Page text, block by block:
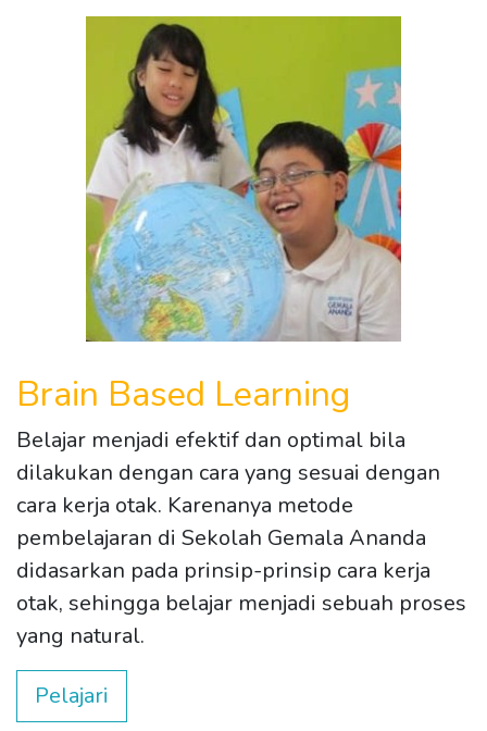
Brain Based Learning
Belajar menjadi efektif dan optimal bila
dilakukan dengan cara yang sesuai dengan
cara kerja otak. Karenanya metode
pembelajaran di Sekolah Gemala Ananda
didasarkan pada prinsip-prinsip cara kerja
otak, sehingga belajar menjadi sebuah proses
yang natural.
Pelajari